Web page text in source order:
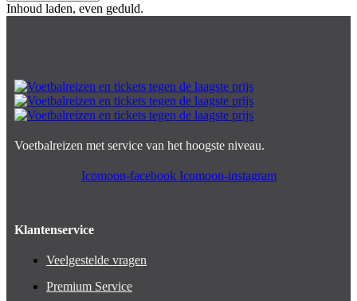
Inhoud laden, even geduld.
Voetbalreizen met service van het hoogste niveau.
Icomoon-facebook Icomoon-instagram
Klantenservice
Veelgestelde vragen
Premium Service